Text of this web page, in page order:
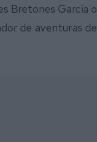
Bretones García o
de aventuras de